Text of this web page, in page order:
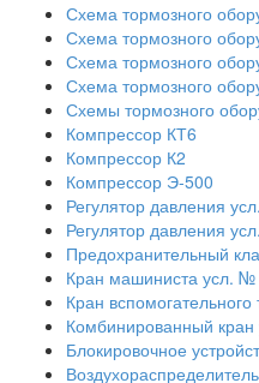
Схема тормозного
Схема тормозного
Схема тормозного
Схема тормозного
Схемы тормозного
Компрессор КТ6
Компрессор К2
Компрессор Э-500
Регулятор давления
Регулятор давления
Предохранительный
Кран машиниста усл. №
Кран
Комбинированный
Блокировочное